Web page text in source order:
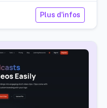
Plus d'infos